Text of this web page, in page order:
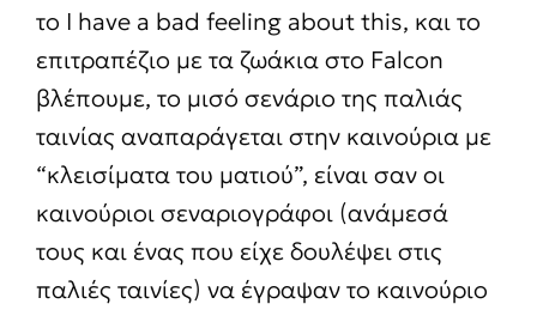
το I have a bad feeling about this, και το
επιτραπέζιο με τα ζωάκια στο Falcon
βλέπουμε, το μισό σενάριο της παλιάς
ταινίας αναπαράγεται στην καινούρια με
“κλεισίματα του ματιού”, είναι σαν οι
καινούριοι σεναριογράφοι (ανάμεσά
τους και ένας που είχε δουλέψει στις
παλιές ταινίες) να έγραψαν το καινούριο